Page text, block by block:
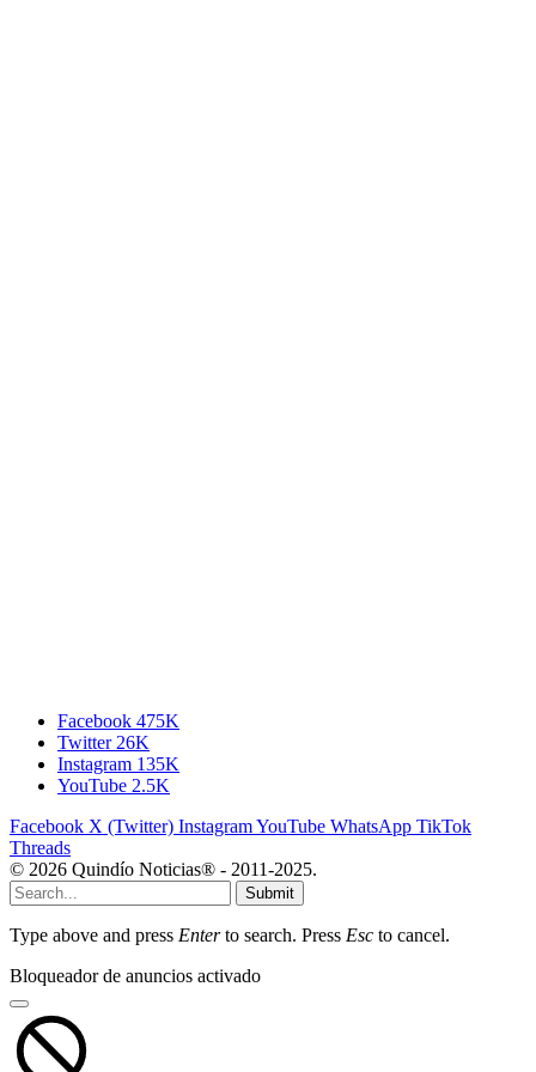
Facebook 475K
Twitter 26K
Instagram 135K
YouTube 2.5K
Facebook X (Twitter) InstagramYouTube WhatsApp TikTok
Threads
© 2026 Quindío Noticias® - 2011-2025.
Submit
Type above and press Enterto search. Press Esc to cancel.
Bloqueador de anuncios activado